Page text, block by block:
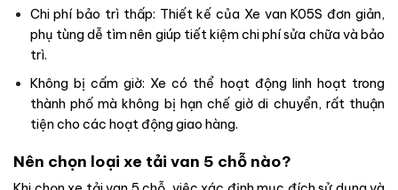
Chi phí bảo trì thấp: Thiết kế của Xe van K05S đơn giản,
phụ tùng dễ tìm nên giúp tiết kiệm chi phí sửa chữa và bảo
trì.
Không bị cấm giờ: Xe có thể hoạt động linh hoạt trong
thành phố mà không bị hạn chế giờ di chuyển, rất thuận
tiện cho các hoạt động giao hàng.
Nên chọn loại xe tải van 5 chỗ nào?